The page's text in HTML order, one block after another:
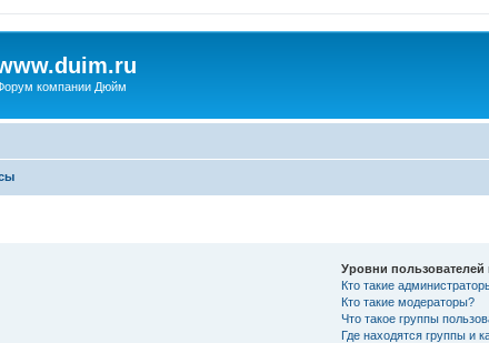
компании Дюйм
Уровни пользователей
Кто такие
Кто такие модераторы?
Что такое группы
Где находятся группы и